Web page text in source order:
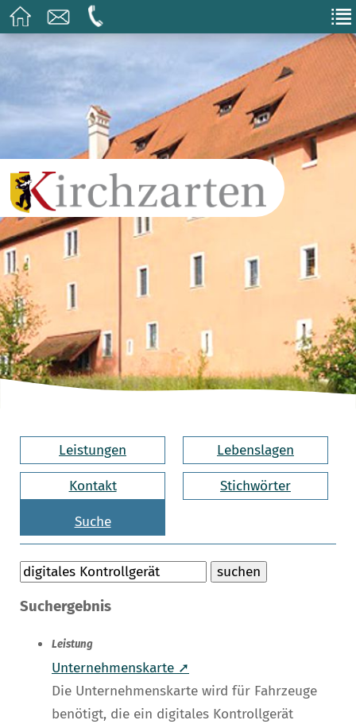
Leistungen Lebenslagen
Kontakt Stichwörter
Suche
Suchergebnis
Leistung
Unternehmenskarte ➚
Die Unternehmenskarte wird für Fahrzeuge
benötigt, die ein digitales Kontrollgerät